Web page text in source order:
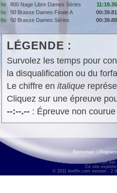
9e
800 Nage Libre Dames Séries
11:19.35
6e
50 Brasse Dames Finale A
00:39.81
8e
50 Brasse Dames Séries 00:39.88
LÉGENDE :
Survolez les temps pour
la disqualification ou du
Le chiffre en italique
Cliquez sur une épreuve
--:--.--: Épreuve non
Bienvenue
liveffn.com est
Ce site
© 2011 liveffn.com version :